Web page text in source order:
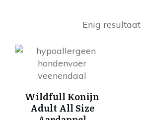
Enig resultaat
Wildfull Konijn
Adult All Size
Dit
product
heeft
variaties.
Deze